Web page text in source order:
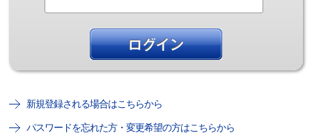
新規登録される場合はこちらから
パスワードを忘れた方・変更希望の方はこちらから